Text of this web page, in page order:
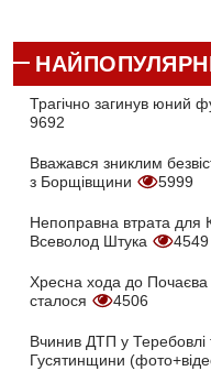
Трагічно загинув юний
9692
Вважався зниклим
з Борщівщини
5999
Непоправна втрата для
Всеволод Штука
4549
Хресна хода до
сталося
4506
Вчинив ДТП у Теребовлі
Гусятинщини